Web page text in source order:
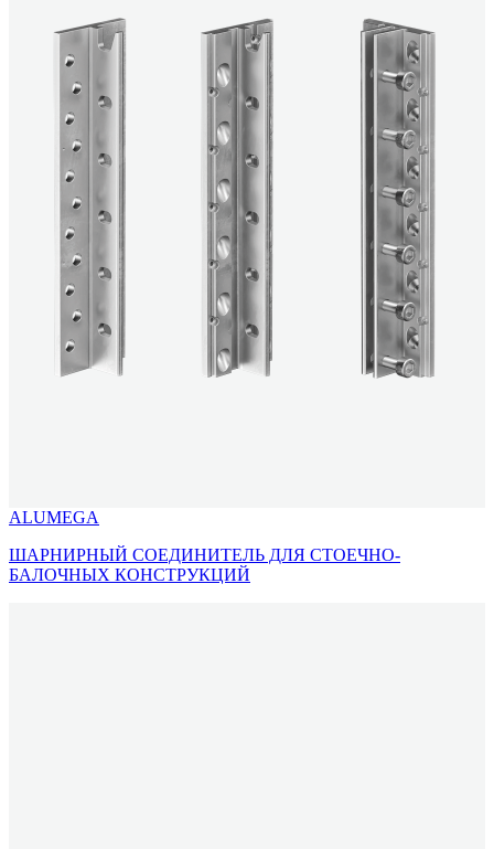
ALUMEGA
ШАРНИРНЫЙ СОЕДИНИТЕЛЬ ДЛЯ СТОЕЧНО-
БАЛОЧНЫХ КОНСТРУКЦИЙ